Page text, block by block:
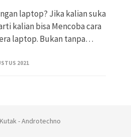
laptop? Jika kalian suka
kalian bisa Mencoba cara
laptop. Bukan tanpa…
2021
- Androtechno